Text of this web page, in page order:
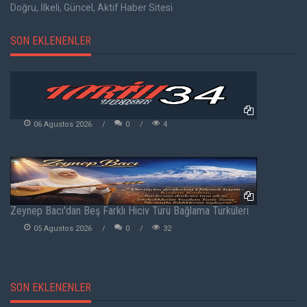
Doğru, İlkeli, Güncel, Aktif Haber Sitesi
SON EKLENENLER
06 Agustos 2026 0 4
Zeynep Bacı'dan Beş Farklı Hiciv Türü Bağlama Türküleri
05 Agustos 2026 0 32
SON EKLENENLER